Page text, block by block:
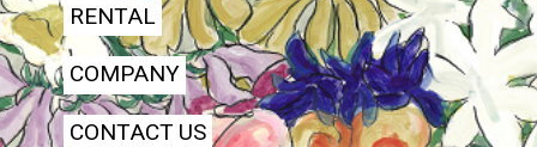
RENTAL
COMPANY
CONTACT US